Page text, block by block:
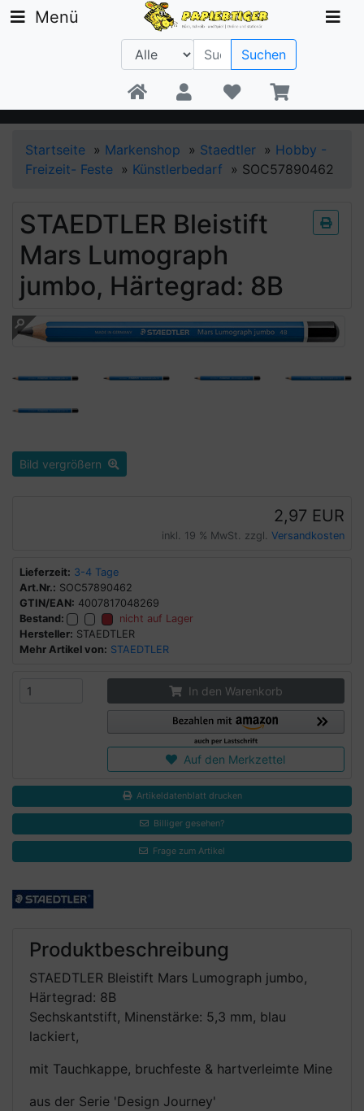
Beratung +49 30 1300 6481
Menü
Suchen
Startseite » Markenshop » Staedtler » Hobby -
Freizeit- Feste » Künstlerbedarf » SOC57890462
STAEDTLER Bleistift
Mars Lumograph
jumbo, Härtegrad: 8B
Bild vergrößern
2,97 EUR
inkl. 19 % MwSt. zzgl. Versandkosten
Lieferzeit: 3-4 Tage
Art.Nr.: SOC57890462
GTIN/EAN: 4007817048269
Bestand:
nicht auf Lager
Hersteller: STAEDTLER
Mehr Artikel von: STAEDTLER
In den Warenkorb
Auf den Merkzettel
Artikeldatenblatt drucken
Billiger gesehen?
Frage zum Artikel
Produktbeschreibung
STAEDTLER Bleistift Mars Lumograph jumbo,
Härtegrad: 8B
Sechskantstift, Minenstärke: 5,3 mm, blau
lackiert,
mit Tauchkappe, bruchfeste & hartverleimte Mine
aus der Serie 'Design Journey'